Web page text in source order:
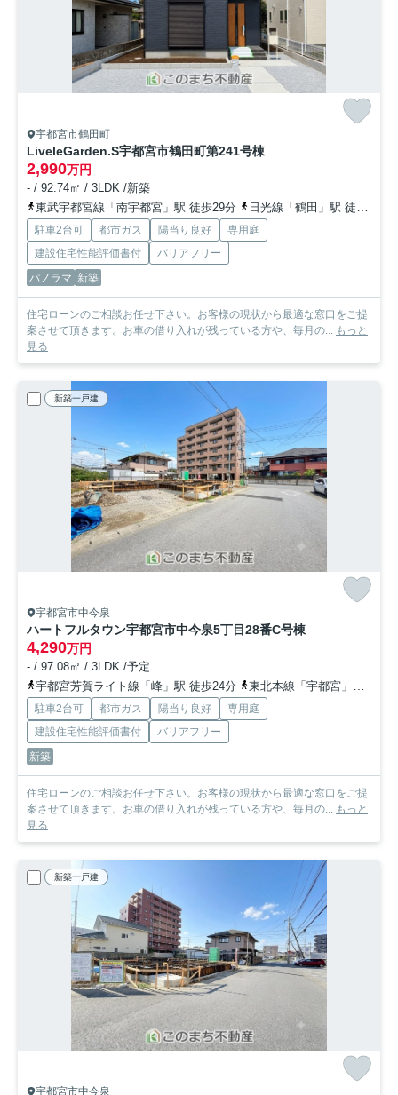
宇都宮市鶴田町
LiveleGarden.S宇都宮市鶴田町第241号棟
2,990万円
- / 92.74㎡ / 3LDK /新築
東武宇都宮線「南宇都宮」駅 徒歩29分
日光線「鶴田」駅 徒歩25分
駐車2台可 都市ガス 陽当り良好
専用庭
建設住宅性能評価書付
バリアフリー
パノラマ 新築
住宅ローンのご相談お任せ下さい。お客様の現状から最適な窓口をご提
案させて頂きます。お車の借り入れが残っている方や、毎月の... もっと
見る
新築一戸建
宇都宮市中今泉
ハートフルタウン宇都宮市中今泉5丁目28番C号棟
4,290万円
- / 97.08㎡ / 3LDK /予定
宇都宮芳賀ライト線「峰」駅 徒歩24分
東北本線「宇都宮」駅 徒歩33分
駐車2台可 都市ガス 陽当り良好
専用庭
建設住宅性能評価書付
バリアフリー
新築
住宅ローンのご相談お任せ下さい。お客様の現状から最適な窓口をご提
案させて頂きます。お車の借り入れが残っている方や、毎月の... もっと
見る
新築一戸建
宇都宮市中今泉